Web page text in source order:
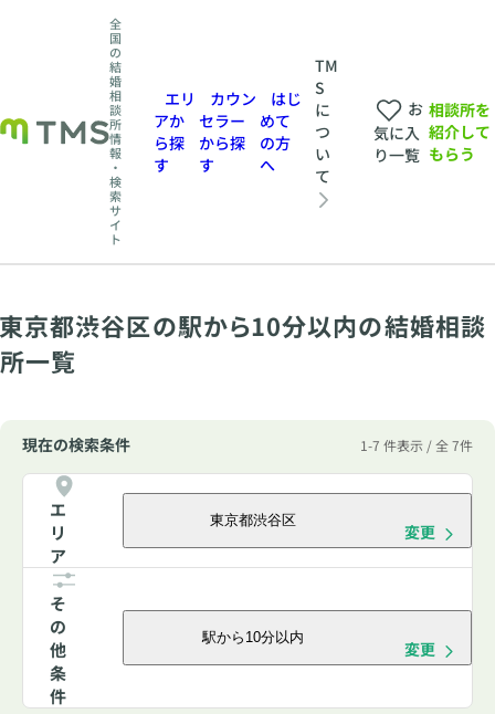
全
国
の
結
婚
相
談
所
情
報
・
検
索
サ
イ
ト
エリ
アか
ら探
す
カウン
セラー
から探
す
はじ
めて
の方
へ
TM
S
に
つ
い
て
お
気に入
り一覧
相談所を
紹介して
もらう
京都渋谷区の駅から10分以内の結婚相談
所一覧
現在の検索条件 1-7 件表示 / 全 7件
エ
リ
ア
東京都渋谷区
変更
そ
の
他
条
件
駅から10分以内
変更